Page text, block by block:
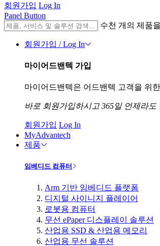
회원가입 Log In
Panel Button
수천 개의 제품
회원가입 / Log In
마이어드밴텍 가입
마이어드밴텍은 어드밴텍 고객을 위
바로 회원가입하시고 365일 언제라
회원가입 Log In
MyAdvantech
제품
임베디드 컴퓨터
Arm 기반 임베디드 플랫폼
디지털 사이니지 플레이어
로봇용 컴퓨터
무선 ePaper 디스플레이 솔루션
산업용 SSD & 산업용 메모리
산업용 무선 솔루션